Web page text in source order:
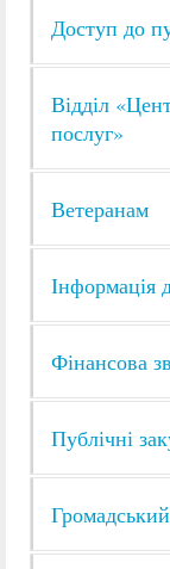
Доступ до
Відділ
послуг»
Ветеранам
Фінансова
Публічні